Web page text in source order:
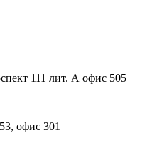
111 лит. А офис 505
офис 301